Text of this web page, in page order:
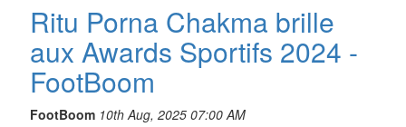
Ritu Porna Chakma brille
aux Awards Sportifs 2024 -
FootBoom
FootBoom 10th Aug, 2025 07:00 AM